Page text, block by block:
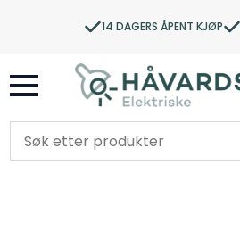
14 DAGERS ÅPENT KJØP